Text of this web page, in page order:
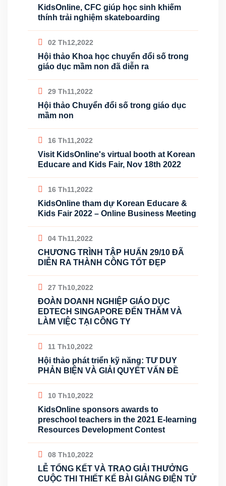
KidsOnline, CFC giúp học sinh khiếm
thính trải nghiệm skateboarding
02 Th12,2022
Hội thảo Khoa học chuyển đổi số trong
giáo dục mầm non đã diễn ra
29 Th11,2022
Hội thảo Chuyển đổi số trong giáo dục
mầm non
16 Th11,2022
Visit KidsOnline's virtual booth at Korean
Educare and Kids Fair, Nov 18th 2022
16 Th11,2022
KidsOnline tham dự Korean Educare &
Kids Fair 2022 – Online Business Meeting
04 Th11,2022
CHƯƠNG TRÌNH TẬP HUẤN 29/10 ĐÃ
DIỄN RA THÀNH CÔNG TỐT ĐẸP
27 Th10,2022
ĐOÀN DOANH NGHIỆP GIÁO DỤC
EDTECH SINGAPORE ĐẾN THĂM VÀ
LÀM VIỆC TẠI CÔNG TY
11 Th10,2022
Hội thảo phát triển kỹ năng: TƯ DUY
PHẢN BIỆN VÀ GIẢI QUYẾT VẤN ĐỀ
10 Th10,2022
KidsOnline sponsors awards to
preschool teachers in the 2021 E-learning
Resources Development Contest
08 Th10,2022
LỄ TỔNG KẾT VÀ TRAO GIẢI THƯỞNG
CUỘC THI THIẾT KẾ BÀI GIẢNG ĐIỆN TỬ